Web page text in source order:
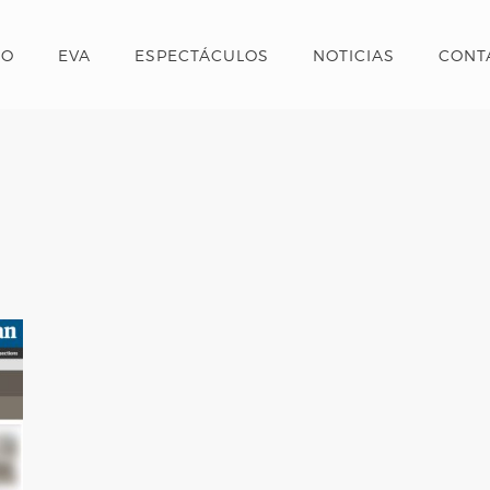
EVA ESPECTÁCULOS NOTICIAS